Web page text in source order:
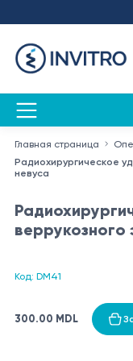
Главная страница
Радиохирургическое
невуса
веррукозного
Код: DM41
300.00 MDL